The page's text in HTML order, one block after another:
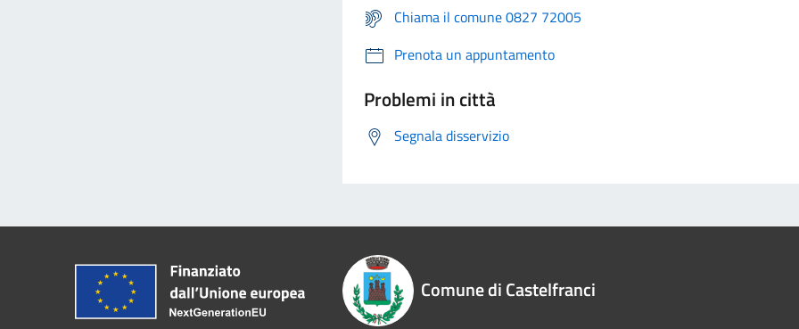
Chiama il comune 0827 72005
Prenota un appuntamento
Problemi in città
Segnala disservizio
Comune di Castelfranci